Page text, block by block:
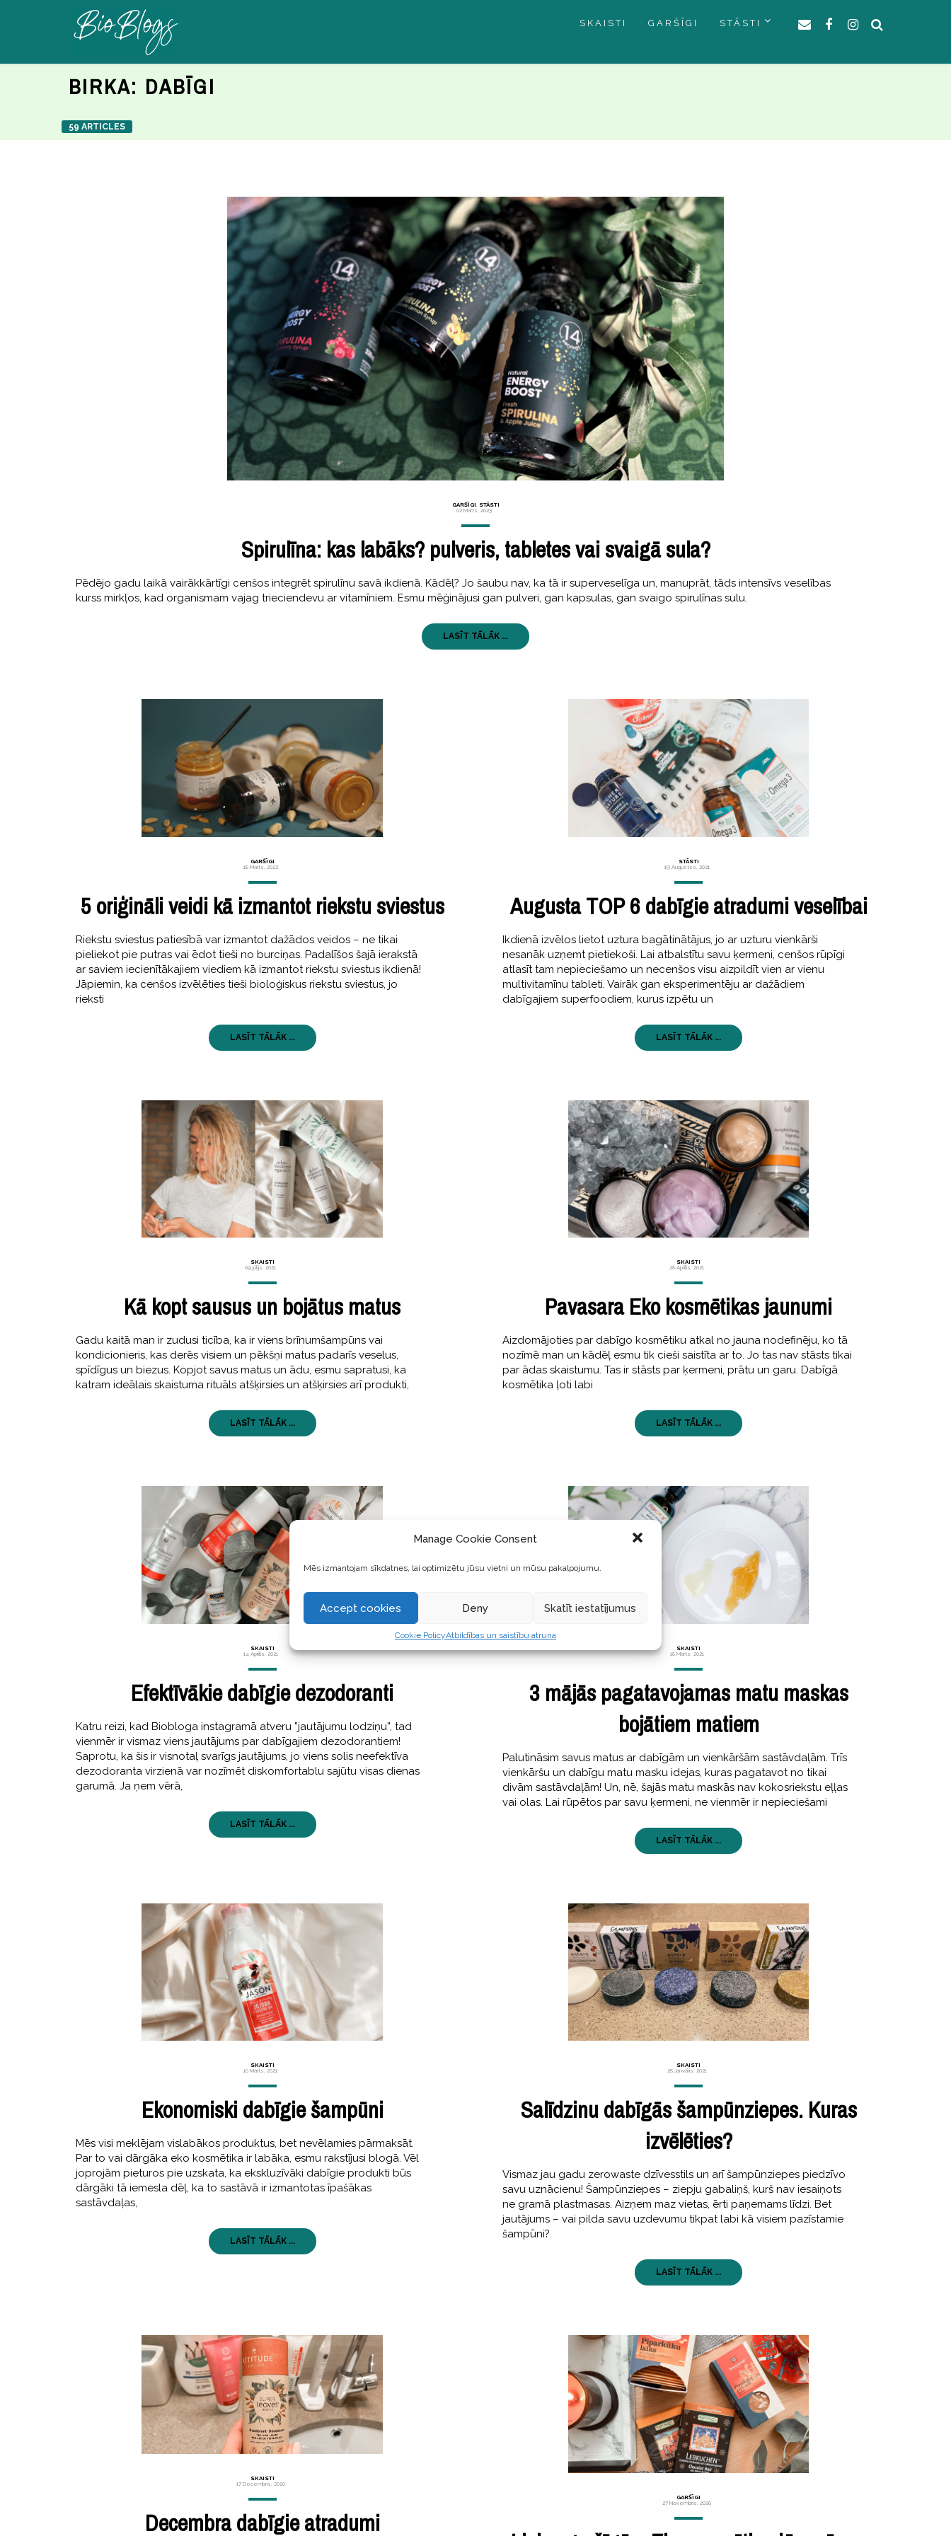
Manage Cookie Consent
Mēs izmantojam sīkdatnes, lai optimizētu jūsu vietni un mūsu pakalpojumu.
Accept cookies Deny Skatīt iestatījumus
Cookie PolicyAtbildības un saistību atruna
SKAISTI GARŠĪGI STĀSTI
BIRKA: DABĪGI
59 ARTICLES
GARŠĪGI, STĀSTI
02 Marts, 2023
Spirulīna: kas labāks? pulveris, tabletes vai svaigā sula?
Pēdējo gadu laikā vairākkārtīgi cenšos integrēt spirulīnu savā ikdienā. Kādēļ? Jo šaubu nav, ka tā ir superveselīga un, manuprāt, tāds intensīvs veselības
kurss mirkļos, kad organismam vajag trieciendevu ar vitamīniem. Esmu mēģinājusi gan pulveri, gan kapsulas, gan svaigo spirulīnas sulu.
LASĪT TĀLĀK ...
GARŠĪGI
18 Marts, 2022
5 oriģināli veidi kā izmantot riekstu sviestus
Riekstu sviestus patiesībā var izmantot dažādos veidos – ne tikai
pieliekot pie putras vai ēdot tieši no burciņas. Padalīšos šajā ierakstā
ar saviem iecienītākajiem viediem kā izmantot riekstu sviestus ikdienā!
Jāpiemin, ka cenšos izvēlēties tieši bioloģiskus riekstu sviestus, jo
rieksti
LASĪT TĀLĀK ...
STĀSTI
19 Augustss, 2021
Augusta TOP 6 dabīgie atradumi veselībai
Ikdienā izvēlos lietot uztura bagātinātājus, jo ar uzturu vienkārši
nesanāk uzņemt pietiekoši. Lai atbalstītu savu ķermeni, cenšos rūpīgi
atlasīt tam nepieciešamo un necenšos visu aizpildīt vien ar vienu
multivitamīnu tableti. Vairāk gan eksperimentēju ar dažādiem
dabīgajiem superfoodiem, kurus izpētu un
LASĪT TĀLĀK ...
SKAISTI
09 jūlijs, 2021
Kā kopt sausus un bojātus matus
Gadu kaitā man ir zudusi ticība, ka ir viens brīnumšampūns vai
kondicionieris, kas derēs visiem un pēkšņi matus padarīs veselus,
spīdīgus un biezus. Kopjot savus matus un ādu, esmu sapratusi, ka
katram ideālais skaistuma rituāls atšķirsies un atšķirsies arī produkti,
LASĪT TĀLĀK ...
SKAISTI
28 Aprīlis, 2021
Pavasara Eko kosmētikas jaunumi
Aizdomājoties par dabīgo kosmētiku atkal no jauna nodefinēju, ko tā
nozīmē man un kādēļ esmu tik cieši saistīta ar to. Jo tas nav stāsts tikai
par ādas skaistumu. Tas ir stāsts par ķermeni, prātu un garu. Dabīgā
kosmētika ļoti labi
LASĪT TĀLĀK ...
SKAISTI
14 Aprīlis, 2021
Efektīvākie dabīgie dezodoranti
Katru reizi, kad Biobloga instagramā atveru ”jautājumu lodziņu”, tad
vienmēr ir vismaz viens jautājums par dabīgajiem dezodorantiem!
Saprotu, ka šis ir visnotaļ svarīgs jautājums, jo viens solis neefektīva
dezodoranta virzienā var nozīmēt diskomfortablu sajūtu visas dienas
garumā. Ja ņem vērā,
LASĪT TĀLĀK ...
SKAISTI
18 Marts, 2021
3 mājās pagatavojamas matu maskas
bojātiem matiem
Palutināsim savus matus ar dabīgām un vienkāršām sastāvdaļām. Trīs
vienkāršu un dabīgu matu masku idejas, kuras pagatavot no tikai
divām sastāvdaļām! Un, nē, šajās matu maskās nav kokosriekstu eļļas
vai olas. Lai rūpētos par savu ķermeni, ne vienmēr ir nepieciešami
LASĪT TĀLĀK ...
SKAISTI
10 Marts, 2021
Ekonomiski dabīgie šampūni
Mēs visi meklējam vislabākos produktus, bet nevēlamies pārmaksāt.
Par to vai dārgāka eko kosmētika ir labāka, esmu rakstījusi blogā. Vēl
joprojām pieturos pie uzskata, ka ekskluzīvāki dabīgie produkti būs
dārgāki tā iemesla dēļ, ka to sastāvā ir izmantotas īpašākas
sastāvdaļas,
LASĪT TĀLĀK ...
SKAISTI
25 Janvāris, 2021
Salīdzinu dabīgās šampūnziepes. Kuras
izvēlēties?
Vismaz jau gadu zerowaste dzīvesstils un arī šampūnziepes piedzīvo
savu uznācienu! Šampūnziepes – ziepju gabaliņš, kurš nav iesaiņots
ne gramā plastmasas. Aizņem maz vietas, ērti paņemams līdzi. Bet
jautājums – vai pilda savu uzdevumu tikpat labi kā visiem pazīstamie
šampūni?
LASĪT TĀLĀK ...
SKAISTI
17 Decembris, 2020
Decembra dabīgie atradumi
GARŠĪGI
27 Novembris, 2020